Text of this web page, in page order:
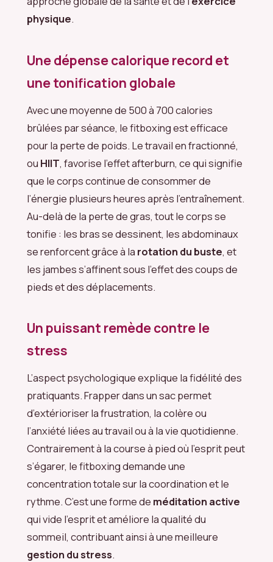
physique.
Une dépense calorique record et
une tonification globale
Avec une moyenne de 500 à 700 calories
brûlées par séance, le fitboxing est efficace
pour la perte de poids. Le travail en fractionné,
ou HIIT, favorise l’effet afterburn, ce qui signifie
que le corps continue de consommer de
l’énergie plusieurs heures après l’entraînement.
Au-delà de la perte de gras, tout le corps se
tonifie : les bras se dessinent, les abdominaux
se renforcent grâce à la rotation du buste, et
les jambes s’affinent sous l’effet des coups de
pieds et des déplacements.
Un puissant remède contre le
stress
L’aspect psychologique explique la fidélité des
pratiquants. Frapper dans un sac permet
d’extérioriser la frustration, la colère ou
l’anxiété liées au travail ou à la vie quotidienne.
Contrairement à la course à pied où l’esprit peut
s’égarer, le fitboxing demande une
concentration totale sur la coordination et le
rythme. C’est une forme de méditation active
qui vide l’esprit et améliore la qualité du
sommeil, contribuant ainsi à une meilleure
gestion du stress.